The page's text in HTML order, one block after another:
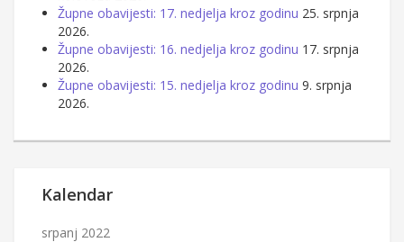
Župne obavijesti: 17. nedjelja kroz godinu 25. srpnja
2026.
Župne obavijesti: 16. nedjelja kroz godinu 17. srpnja
2026.
Župne obavijesti: 15. nedjelja kroz godinu 9. srpnja
2026.
Kalendar
srpanj 2022